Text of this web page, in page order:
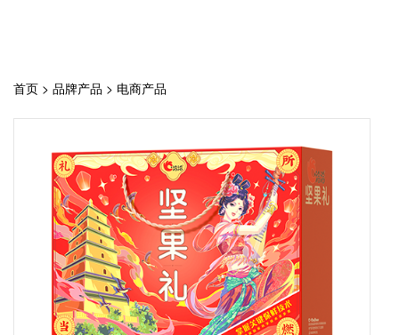
首页 > 品牌产品 > 电商产品